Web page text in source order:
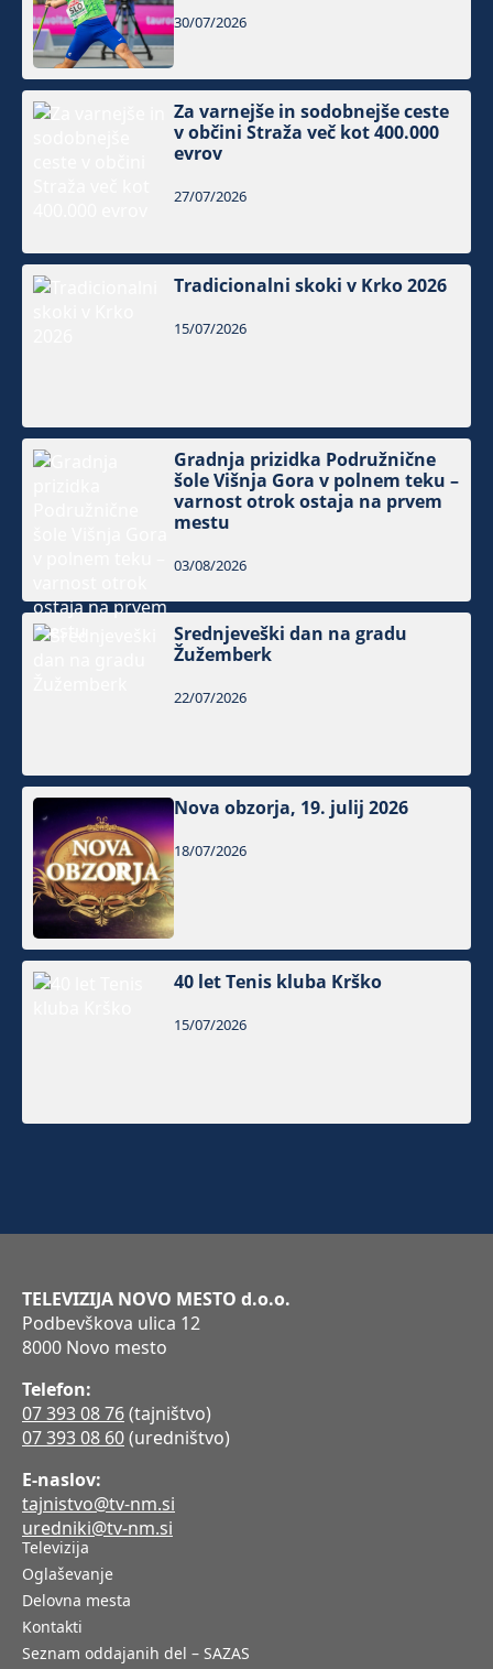
30/07/2026
Za varnejše in sodobnejše ceste
v občini Straža več kot 400.000
evrov
27/07/2026
Tradicionalni skoki v Krko 2026
15/07/2026
Gradnja prizidka Podružnične
šole Višnja Gora v polnem teku –
varnost otrok ostaja na prvem
mestu
03/08/2026
Srednjeveški dan na gradu
Žužemberk
22/07/2026
Nova obzorja, 19. julij 2026
18/07/2026
40 let Tenis kluba Krško
15/07/2026
TELEVIZIJA NOVO MESTO d.o.o.
Podbevškova ulica 12
8000 Novo mesto
Telefon:
07 393 08 76(tajništvo)
07 393 08 60(uredništvo)
E-naslov:
tajnistvo@tv-nm.si
uredniki@tv-nm.si
Televizija
Oglaševanje
Delovna mesta
Kontakti
Seznam oddajanih del – SAZAS